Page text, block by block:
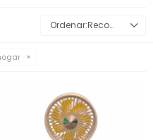
Recomendados